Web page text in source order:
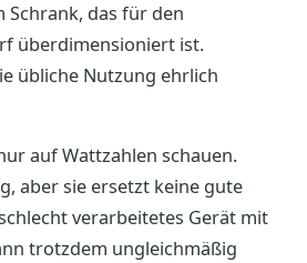
Schrank, das für den
überdimensioniert ist.
übliche Nutzung ehrlich
auf Wattzahlen schauen.
aber sie ersetzt keine gute
verarbeitetes Gerät mit
trotzdem ungleichmäßig